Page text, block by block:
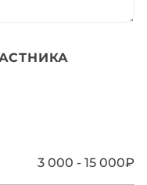
3 000 - 15 000₽